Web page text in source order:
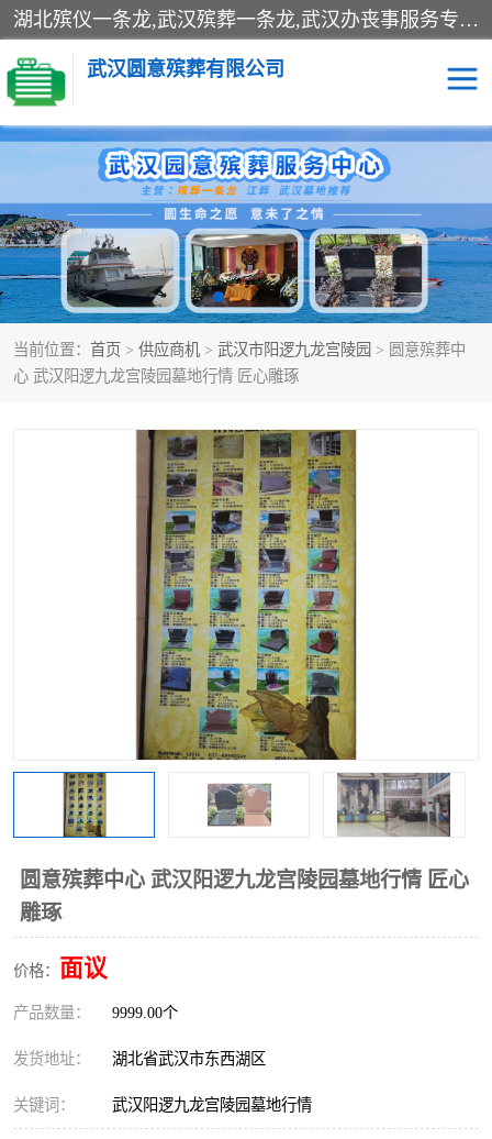
湖北殡仪一条龙,武汉殡葬一条龙,武汉办丧事服务专理红白佛事、病人临终关怀、医院或家中老人去世穿寿衣、灵车遗体接运、殡仪馆告别厅预约、办理火葬场手续、民俗丧事策划、遗体告别仪式、民俗礼仪服务、殡葬礼仪策划、陵园墓位导购、寺庙塔位择吉、往生功德策划、民俗功德策划、异地殡葬礼仪服务、异地骨灰接送返乡
武汉圆意殡葬有限公司
当前位置： 首页 > 供应商机 > 武汉市阳逻九龙宫陵园 > 圆意殡葬中
心 武汉阳逻九龙宫陵园墓地行情 匠心雕琢
圆意殡葬中心 武汉阳逻九龙宫陵园墓地行情 匠心
雕琢
价格： 面议
产品数量： 9999.00个
发货地址： 湖北省武汉市东西湖区
关键词： 武汉阳逻九龙宫陵园墓地行情
殡葬一条龙服务 江葬一条龙服务
武汉锦辉天堂文化园 仙鹤湖湿地公园
长乐园陵园 万福净土陵园
武汉市阳逻九龙宫陵园 石门峰人文纪念园